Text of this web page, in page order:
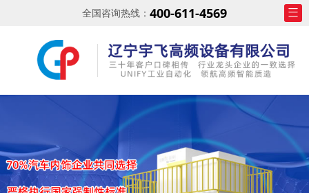
全国咨询热线： 400-611-4569